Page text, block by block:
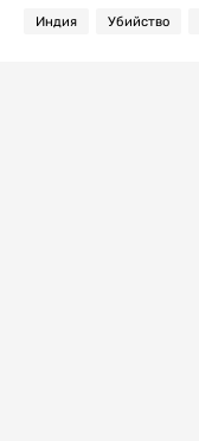
Индия Убийство